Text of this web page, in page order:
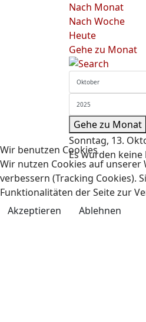
Nach Monat
Nach Woche
Heute
Gehe zu Monat
Gehe zu Monat
Sonntag, 13.
Es wurden
Wir benutzen Cookies
Wir nutzen Cookies auf unserer
verbessern (Tracking Cookies).
Funktionalitäten der Seite zur
Akzeptieren
Ablehnen